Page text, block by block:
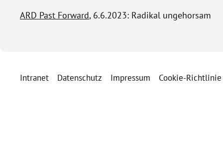
ARD Past Forward, 6.6.2023: Radikal ungehorsam
Intranet Datenschutz Impressum Cookie-Richtlinie